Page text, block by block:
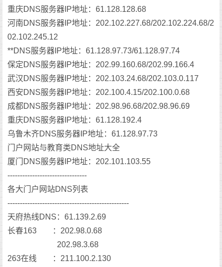
重庆DNS服务器IP地址：61.128.128.68
河南DNS服务器IP地址：202.102.227.68/202.102.224.68/2
02.102.245.12
**DNS服务器IP地址：61.128.97.73/61.128.97.74
保定DNS服务器IP地址：202.99.160.68/202.99.166.4
武汉DNS服务器IP地址：202.103.24.68/202.103.0.117
西安DNS服务器IP地址：202.100.4.15/202.100.0.68
成都DNS服务器IP地址：202.98.96.68/202.98.96.69
重庆DNS服务器IP地址：61.128.192.4
乌鲁木齐DNS服务器IP地址：61.128.97.73
门户网站与教育类DNS地址大全
厦门DNS服务器IP地址：202.101.103.55
--------------------------------
各大门户网站DNS列表
-------------------------------------------------
天府热线DNS：61.139.2.69
长春163 ：202.98.0.68
202.98.3.68
263在线 ：211.100.2.130